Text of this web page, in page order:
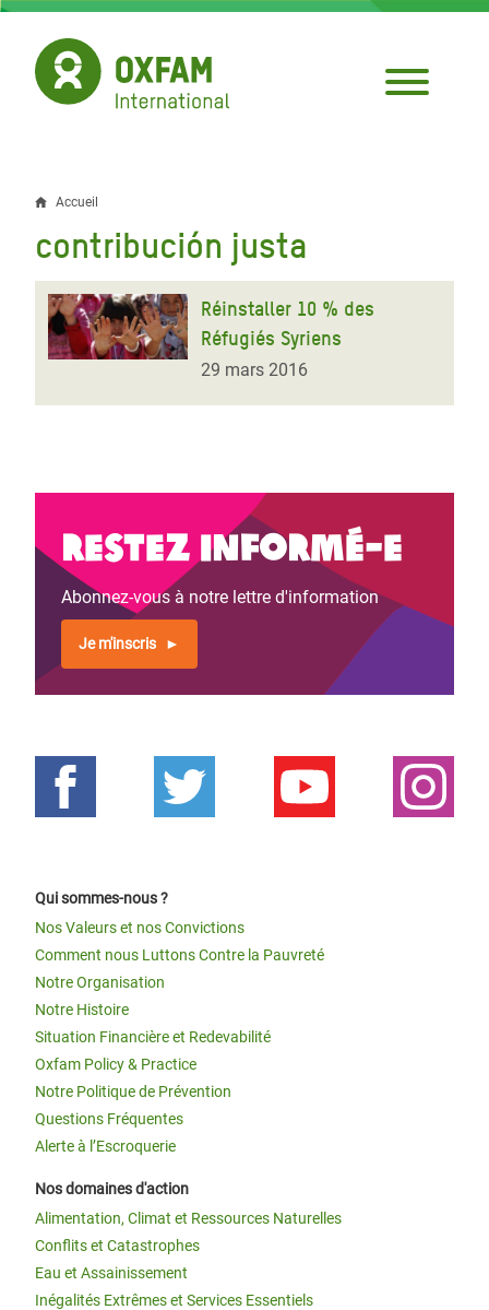
Aller
contenu
principal
Fil
d'Ariane
Accueil
contribución justa
Réinstaller 10 % des
Réfugiés Syriens
29 mars 2016
Restez informé-e
Abonnez-vous à notre lettre d'information
Je m'inscris
Qui sommes-nous ?
Nos Valeurs et nos Convictions
Comment nous Luttons Contre la Pauvreté
Notre Organisation
Notre Histoire
Situation Financière et Redevabilité
Oxfam Policy & Practice
Notre Politique de Prévention
Questions Fréquentes
Alerte à l’Escroquerie
Nos domaines d'action
Alimentation, Climat et Ressources Naturelles
Conflits et Catastrophes
Eau et Assainissement
Inégalités Extrêmes et Services Essentiels